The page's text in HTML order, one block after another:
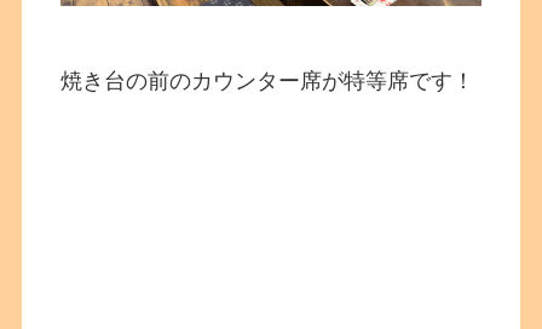
焼き台の前のカウンター席が特等席です！